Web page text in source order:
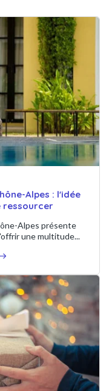
Alpes : l'idée
ressourcer
Alpes présente
une multitude...